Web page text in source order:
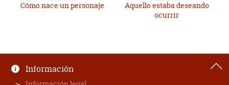
Cómo nace un personaje
Aquello estaba deseando
ocurrir
Información